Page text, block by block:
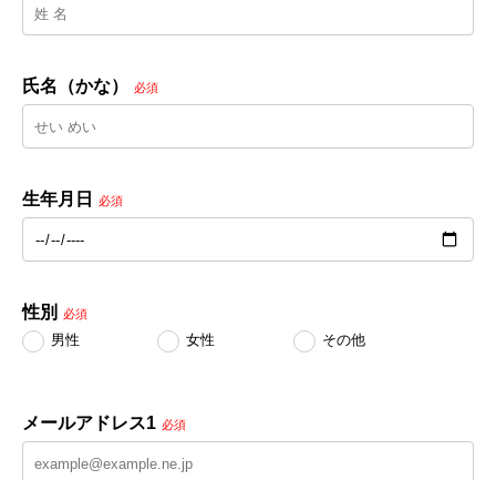
氏名（かな） 必須
生年月日 必須
性別 必須
男性 女性 その他
メールアドレス1 必須